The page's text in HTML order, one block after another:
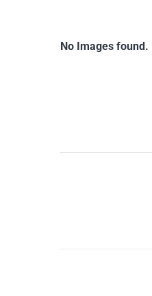
No Images found.